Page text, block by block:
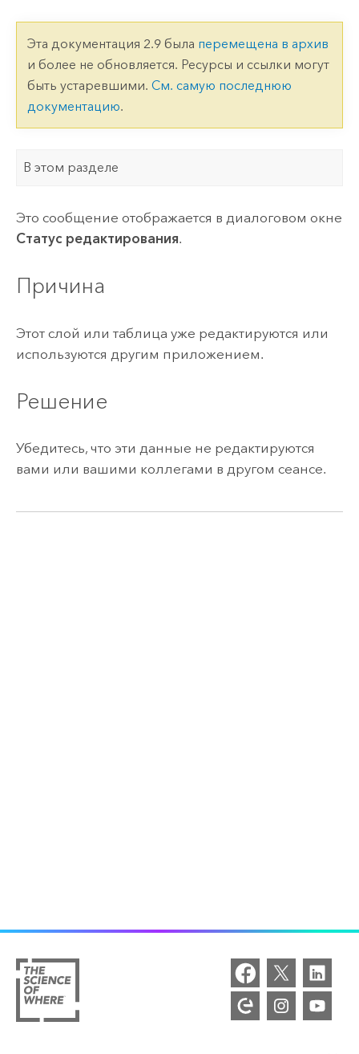
Эта документация 2.9 была перемещена в архив
и более не обновляется. Ресурсы и ссылки могут
быть устаревшими. См. самую последнюю
документацию.
В этом разделе
Это сообщение отображается в диалоговом окне
Статус редактирования.
Причина
Этот слой или таблица уже редактируются или
используются другим приложением.
Решение
Убедитесь, что эти данные не редактируются
вами или вашими коллегами в другом сеансе.